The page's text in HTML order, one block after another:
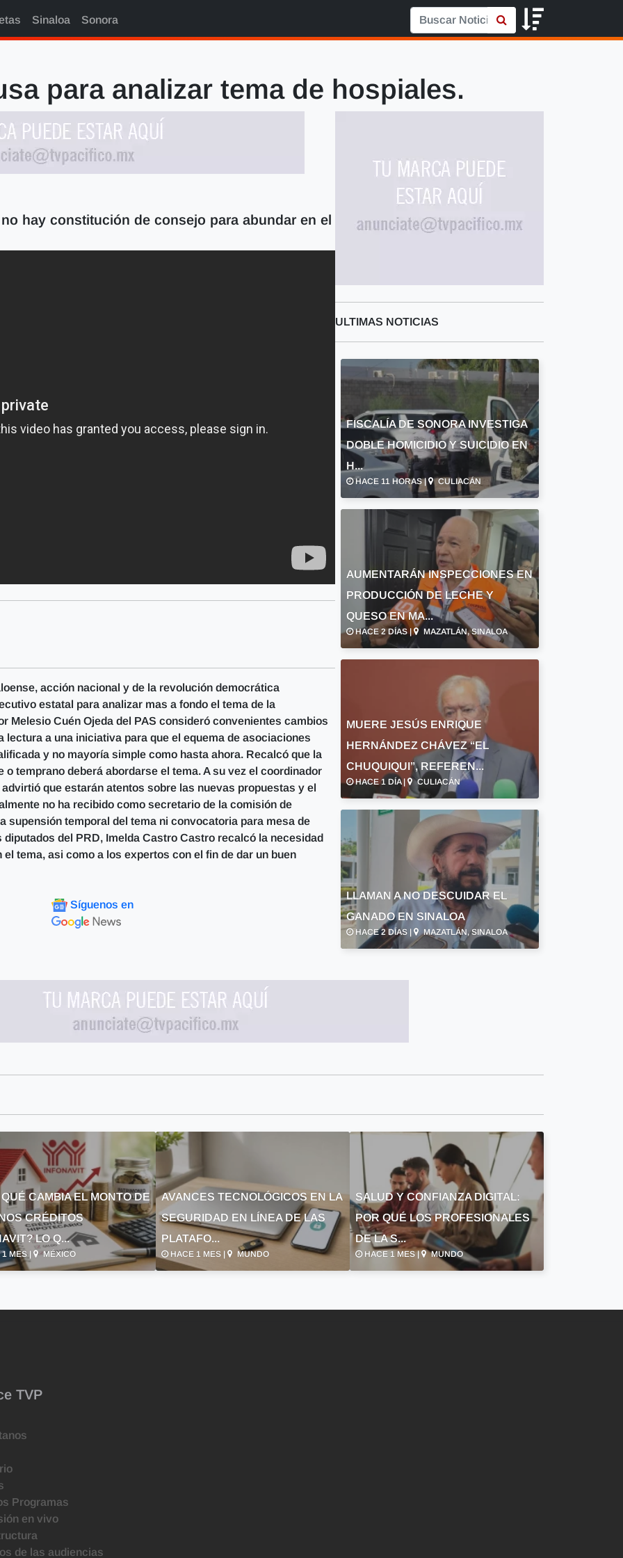
Sinaloa Sonora
para analizar tema de hospiales.
hay constitución de consejo para abundar en el
acción nacional y de la revolución democrática
estatal para analizar mas a fondo el tema de la
Melesio Cuén Ojeda del PAS consideró convenientes cambios
a una iniciativa para que el equema de asociaciones
y no mayoría simple como hasta ahora. Recalcó que la
temprano deberá abordarse el tema. A su vez el coordinador
que estarán atentos sobre las nuevas propuestas y el
no ha recibido como secretario de la comisión de
supensión temporal del tema ni convocatoria para mesa de
del PRD, Imelda Castro Castro recalcó la necesidad
tema, asi como a los expertos con el fin de dar un buen
Síguenos en
ULTIMAS NOTICIAS
FISCALÍA DE SONORA INVESTIGA
DOBLE HOMICIDIO Y SUICIDIO EN
H...
HACE 11 HORAS | CULIACÁN
AUMENTARÁN INSPECCIONES EN
PRODUCCIÓN DE LECHE Y
QUESO EN MA...
HACE 2 DÍAS | MAZATLÁN, SINALOA
MUERE JESÚS ENRIQUE
HERNÁNDEZ CHÁVEZ “EL
CHUQUIQUI”, REFEREN...
HACE 1 DÍA | CULIACÁN
LLAMAN A NO DESCUIDAR EL
GANADO EN SINALOA
HACE 2 DÍAS | MAZATLÁN, SINALOA
CAMBIA EL MONTO DE
CRÉDITOS
LO Q...
MES | MÉXICO
AVANCES TECNOLÓGICOS EN LA
SEGURIDAD EN LÍNEA DE LAS
PLATAFO...
HACE 1 MES | MUNDO
SALUD Y CONFIANZA DIGITAL:
POR QUÉ LOS PROFESIONALES
DE LA S...
HACE 1 MES | MUNDO
TVP
Programas
en vivo
de las audiencias